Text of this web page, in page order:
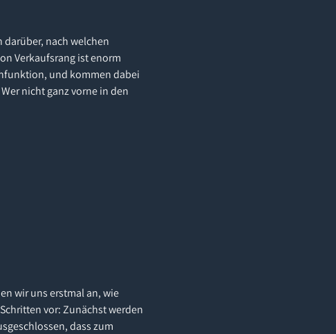
nach welchen
Verkaufsrang ist enorm
und kommen dabei
nicht ganz vorne in den
wir uns erstmal an, wie
vor: Zunächst werden
dass zum